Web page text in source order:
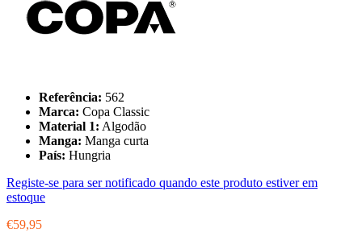
Referência: 562
Marca: Copa Classic
Material 1: Algodão
Manga: Manga curta
País: Hungria
Registe-se para ser notificado quando este produto estiver em
estoque
€59,95